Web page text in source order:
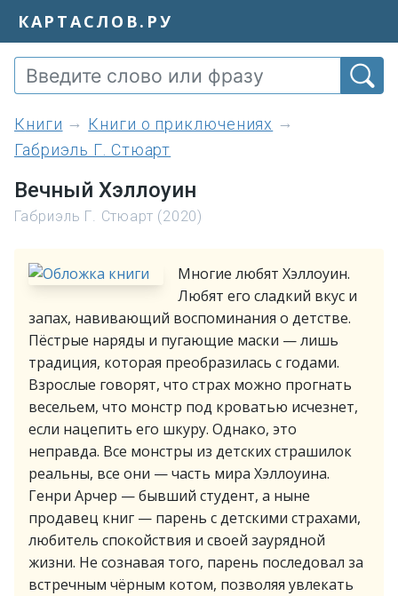
КАРТАСЛОВ.РУ
книги
Книги о приключениях
Габриэль Г. Стюарт
Вечный Хэллоуин
Габриэль Г. Стюарт (2020)
Многие любят Хэллоуин.
Любят его сладкий вкус и
запах, навивающий воспоминания о детстве.
Пёстрые наряды и пугающие маски — лишь
традиция, которая преобразилась с годами.
Взрослые говорят, что страх можно прогнать
весельем, что монстр под кроватью исчезнет,
если нацепить его шкуру. Однако, это
неправда. Все монстры из детских страшилок
реальны, все они — часть мира Хэллоуина.
Генри Арчер — бывший студент, а ныне
продавец книг — парень с детскими страхами,
любитель спокойствия и своей заурядной
жизни. Не сознавая того, парень последовал за
встречным чёрным котом, позволяя увлекать